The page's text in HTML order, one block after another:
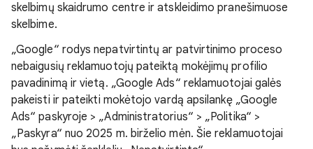
skelbimų skaidrumo centre ir atskleidimo pranešimuose
skelbime.
„Google“ rodys nepatvirtintų ar patvirtinimo proceso
nebaigusių reklamuotojų pateiktą mokėjimų profilio
pavadinimą ir vietą. „Google Ads“ reklamuotojai galės
pakeisti ir pateikti mokėtojo vardą apsilankę „Google
Ads“ paskyroje > „Administratorius“ > „Politika“ >
„Paskyra“ nuo 2025 m. birželio mėn. Šie reklamuotojai